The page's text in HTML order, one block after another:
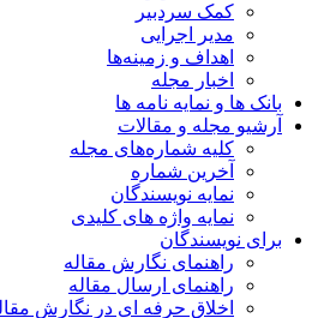
کمک سردبیر
مدیر اجرایی
اهداف و زمینه‌ها
اخبار مجله
بانک ها و نمایه نامه ها
آرشیو مجله و مقالات
کلیه شماره‌های مجله
آخرین شماره
نمایه نویسندگان
نمایه واژه های کلیدی
برای نویسندگان
راهنمای نگارش مقاله
راهنمای ارسال مقاله
اخلاق حرفه ای در نگارش مقاله